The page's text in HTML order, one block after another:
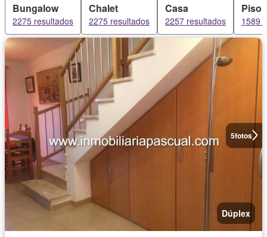
Bungalow
2275 resultados
Chalet
2275 resultados
Casa
2257 resultados
Piso
1589
5fotos
Dúplex